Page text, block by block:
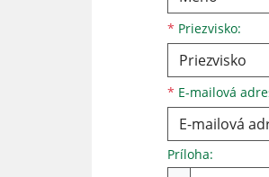
* Priezvisko:
* E-mailová
Príloha: